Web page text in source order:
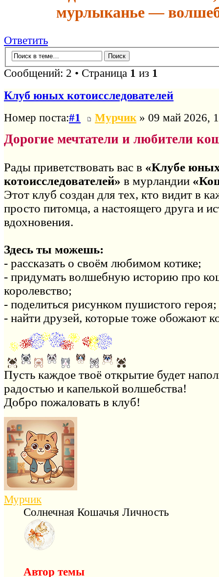
мурлыканье —
Ответить
Сообщений: 2 • Страница 1 из 1
Клуб юных котоисследователей
Номер поста:#1 Мурчик» 09 май 2026,
Дорогие мечтатели и любители
Рады приветствовать вас в «Клубе
котоисследователей» в мурландии
Этот клуб создан для тех, кто видит в
просто питомца, а настоящего друга и
вдохновения.
Здесь ты можешь:
- рассказать о своём любимом котике;
- придумать волшебную историю про
королевство;
- поделиться рисунком пушистого героя;
- найти друзей, которые тоже обожают
Пусть каждое твоё открытие будет
радостью и капелькой волшебства!
Добро пожаловать в клуб!
Мурчик
Солнечная Кошачья Личность
Автор темы